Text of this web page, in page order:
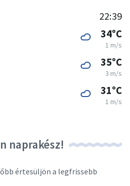
22:39
34°C
1 m/s
35°C
3 m/s
31°C
1 m/s
naprakész!
értesüljön a legfrissebb